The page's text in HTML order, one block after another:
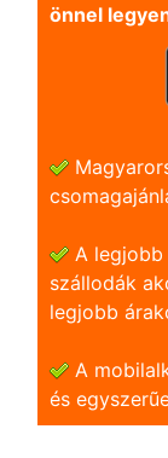
önnel
A
szállodák
legjobb
A
és